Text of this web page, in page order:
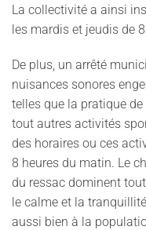
La collectivité a ainsi
les mardis et jeudis de
De plus, un arrêté
nuisances sonores
telles que la pratique
tout autres activités
des horaires ou ces
8 heures du matin. Le
du ressac dominent
le calme et la
aussi bien à la